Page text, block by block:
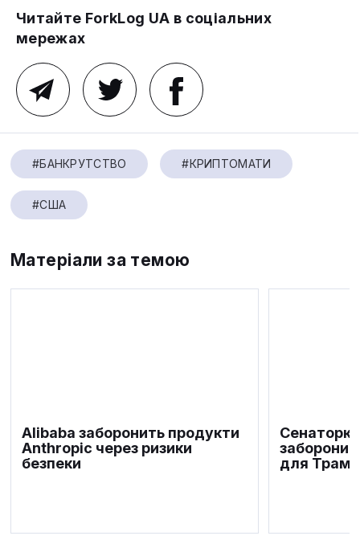
Читайте ForkLog UA в соціальних
мережах
#БАНКРУТСТВО #КРИПТОМАТИ
#США
Матеріали за темою
Alibaba заборонить продукти
Anthropic через ризики
безпеки
для